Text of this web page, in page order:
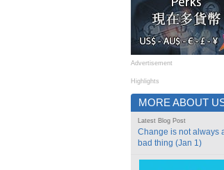
Advertisement
Highlights
MORE ABOUT
Latest Blog Post
Change is not always
bad thing (Jan 1)